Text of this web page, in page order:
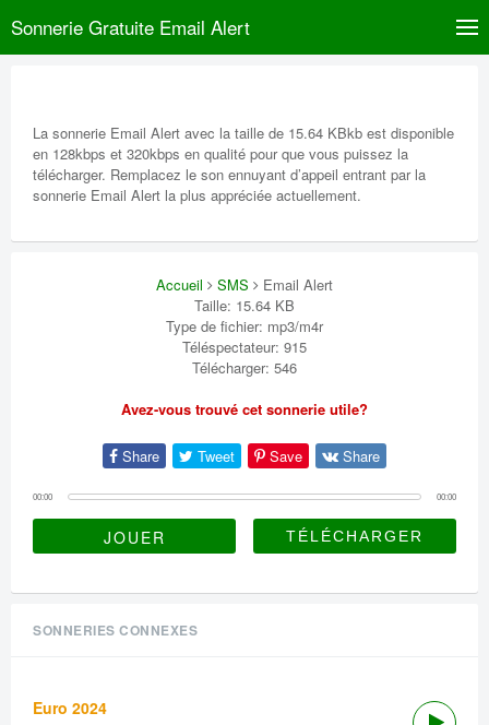
Sonnerie Gratuite Email Alert
La sonnerie Email Alert avec la taille de 15.64 KBkb est disponible
en 128kbps et 320kbps en qualité pour que vous puissez la
télécharger. Remplacez le son ennuyant d’appeil entrant par la
sonnerie Email Alert la plus appréciée actuellement.
Accueil SMS
Email Alert
Taille: 15.64 KB
Type de fichier: mp3/m4r
Téléspectateur: 915
Télécharger: 546
Avez-vous trouvé cet sonnerie utile?
Share Tweet Save Share
00:00 00:00
JOUER
SONNERIES CONNEXES
Euro 2024